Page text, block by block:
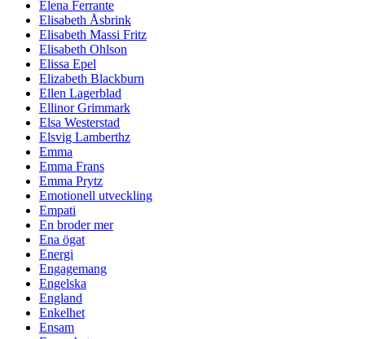
Elena Ferrante
Elisabeth Åsbrink
Elisabeth Massi Fritz
Elisabeth Ohlson
Elissa Epel
Elizabeth Blackburn
Ellen Lagerblad
Ellinor Grimmark
Elsa Westerstad
Elsvig Lamberthz
Emma
Emma Frans
Emma Prytz
Emotionell utveckling
Empati
En broder mer
Ena ögat
Energi
Engagemang
Engelska
England
Enkelhet
Ensam